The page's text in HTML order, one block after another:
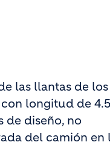
las llantas de los
longitud de
de diseño, no
del camión en